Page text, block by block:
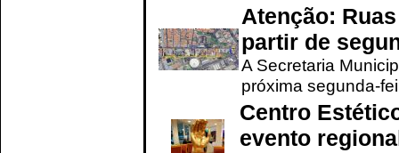
Atenção:
partir de
A Secretaria
próxima segunda-
Centro
evento